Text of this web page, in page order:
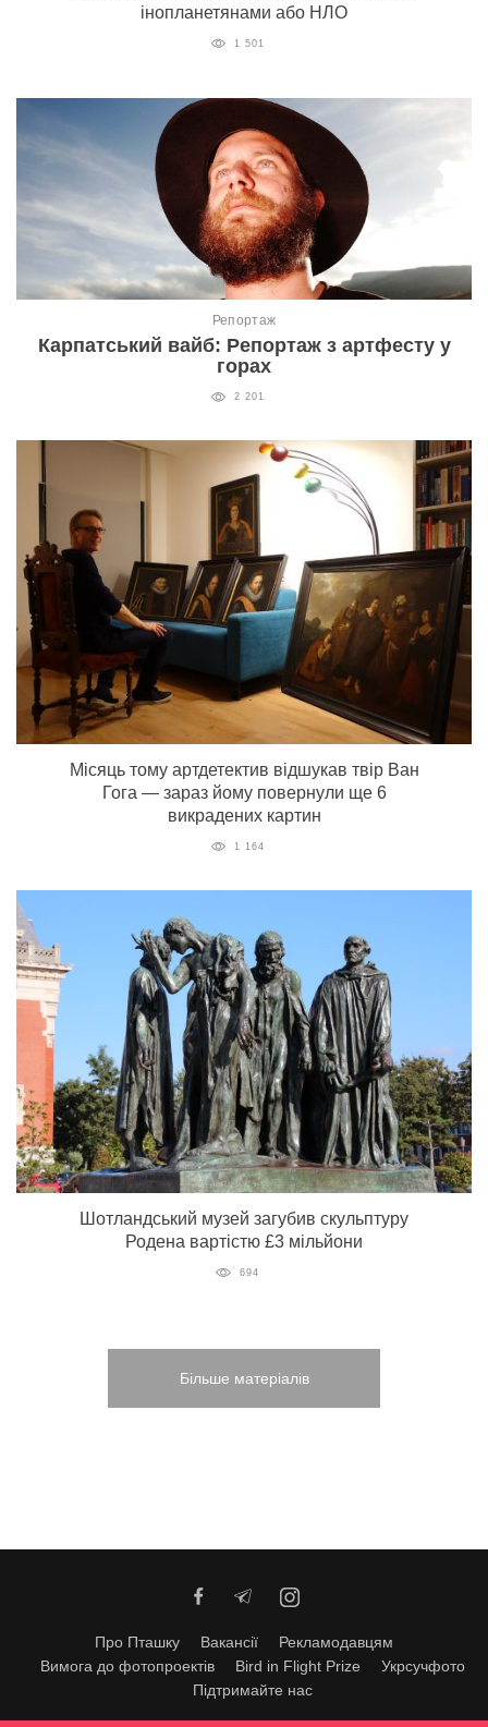
інопланетянами або НЛО
1 501
Репортаж
Карпатський вайб: Репортаж з артфесту у
горах
2 201
Місяць тому артдетектив відшукав твір Ван
Гога — зараз йому повернули ще 6
викрадених картин
1 164
Шотландський музей загубив скульптуру
Родена вартістю £3 мільйони
694
Більше матеріалів
Про Пташку Вакансії
Рекламодавцям
Вимога до фотопроектів
Bird in Flight Prize
Укрсучфото
Підтримайте нас